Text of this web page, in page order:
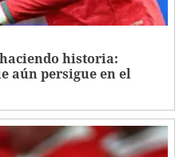
historia:
aún persigue en el